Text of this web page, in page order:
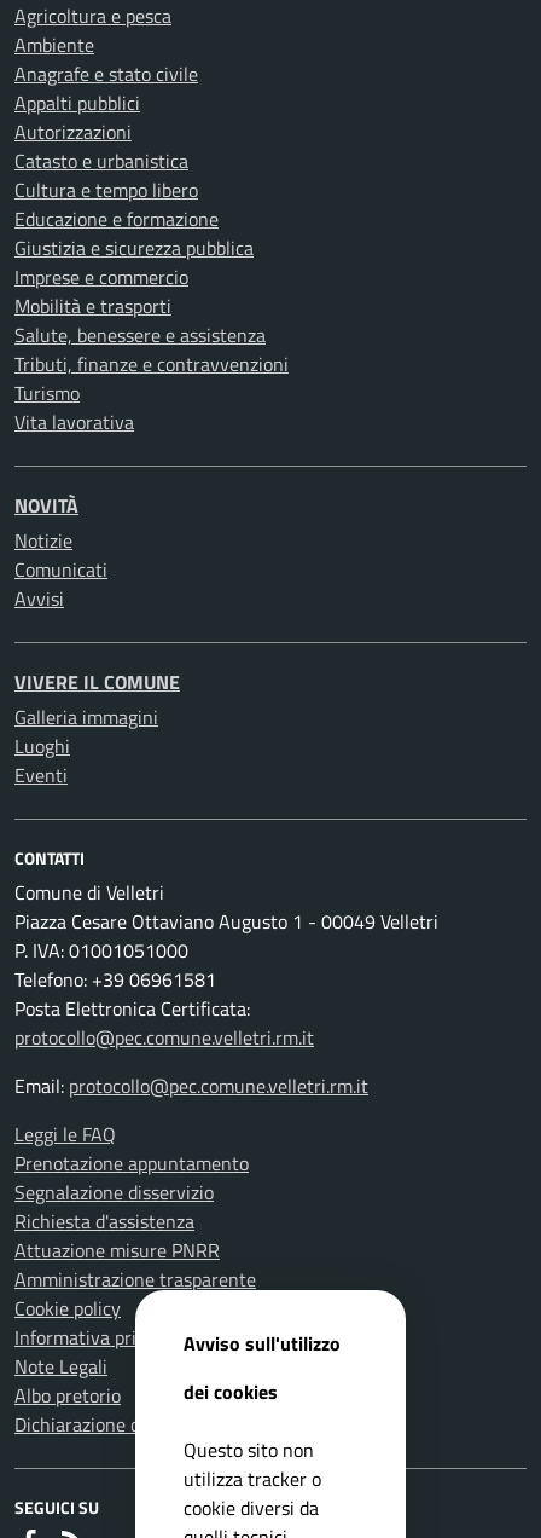
Agricoltura e pesca
Ambiente
Anagrafe e stato civile
Appalti pubblici
Autorizzazioni
Catasto e urbanistica
Cultura e tempo libero
Educazione e formazione
Giustizia e sicurezza pubblica
Imprese e commercio
Mobilità e trasporti
Salute, benessere e assistenza
Tributi, finanze e contravvenzioni
Turismo
Vita lavorativa
NOVITÀ
Notizie
Comunicati
Avvisi
VIVERE IL COMUNE
Galleria immagini
Luoghi
Eventi
CONTATTI
Comune di Velletri
Piazza Cesare Ottaviano Augusto 1 - 00049 Velletri
P. IVA: 01001051000
Telefono: +39 06961581
Posta Elettronica Certificata:
protocollo@pec.comune.velletri.rm.it
Email: protocollo@pec.comune.velletri.rm.it
Leggi le FAQ
Prenotazione appuntamento
Segnalazione disservizio
Richiesta d'assistenza
Attuazione misure PNRR
Amministrazione trasparente
Cookie policy
Informativa privacy
Note Legali
Albo pretorio
Dichiarazione di accessibilità
SEGUICI SU
Avviso sull'utilizzo
dei cookies
Questo sito non
utilizza tracker o
cookie diversi da